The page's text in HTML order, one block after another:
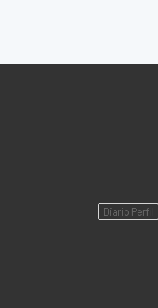
Diario Perfil